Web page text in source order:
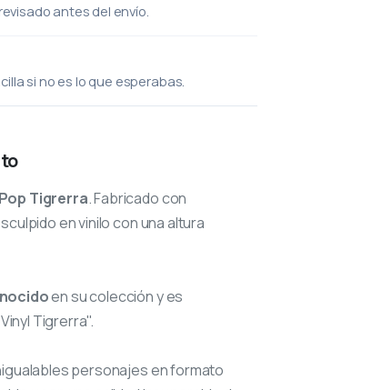
antes del envío.
si no es lo que esperabas.
Tigrerra. Fabricado con
en vinilo con una altura
en su colección y es
Tigrerra".
personajes en formato